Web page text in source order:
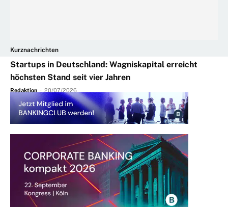
Kurznachrichten
Startups in Deutschland: Wagniskapital erreicht
höchsten Stand seit vier Jahren
Redaktion - 20/07/2026